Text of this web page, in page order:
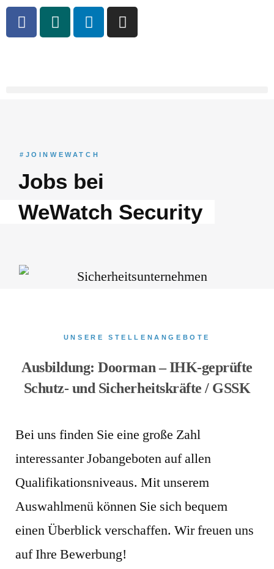
#JOINWEWATCH
Jobs bei
WeWatch Security
UNSERE STELLENANGEBOTE
Ausbildung: Doorman – IHK-geprüfte
Schutz- und Sicherheitskräfte / GSSK
Bei uns finden Sie eine große Zahl
interessanter Jobangeboten auf allen
Qualifikationsniveaus. Mit unserem
Auswahlmenü können Sie sich bequem
einen Überblick verschaffen. Wir freuen uns
auf Ihre Bewerbung!